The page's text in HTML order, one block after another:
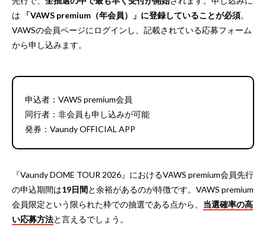
は
「VAWS premium（年会員）」に登録していることが必須。
VAWSの会員ページにログインし、記載されている応募フォーム
から申し込みます。
申込者：VAWS premium会員
同行者：非会員も申し込みが可能
発券：Vaundy OFFICIAL APP
『Vaundy DOME TOUR 2026』におけるVAWS premium会員先行
の申込期間は19日間と余裕があるのが特徴です。VAWS premium
会員限定という限られた枠での抽選である点から、 当選確率の高
い応募方法と言えるでしょう。